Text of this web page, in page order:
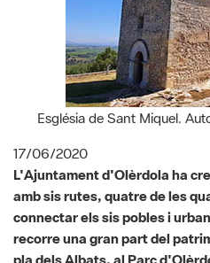
Església de Sant Miquel.
17/06/2020
L'Ajuntament d'Olèrdola ha
amb sis rutes, quatre de les
connectar els sis pobles i
recorre una gran part del
pla dels Albats, al Parc
Els itineraris, que es poden fer
al
web de l'Ajuntament d'Olèrdola